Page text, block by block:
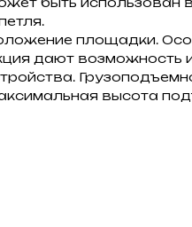
площадки.
дают возможность
высота